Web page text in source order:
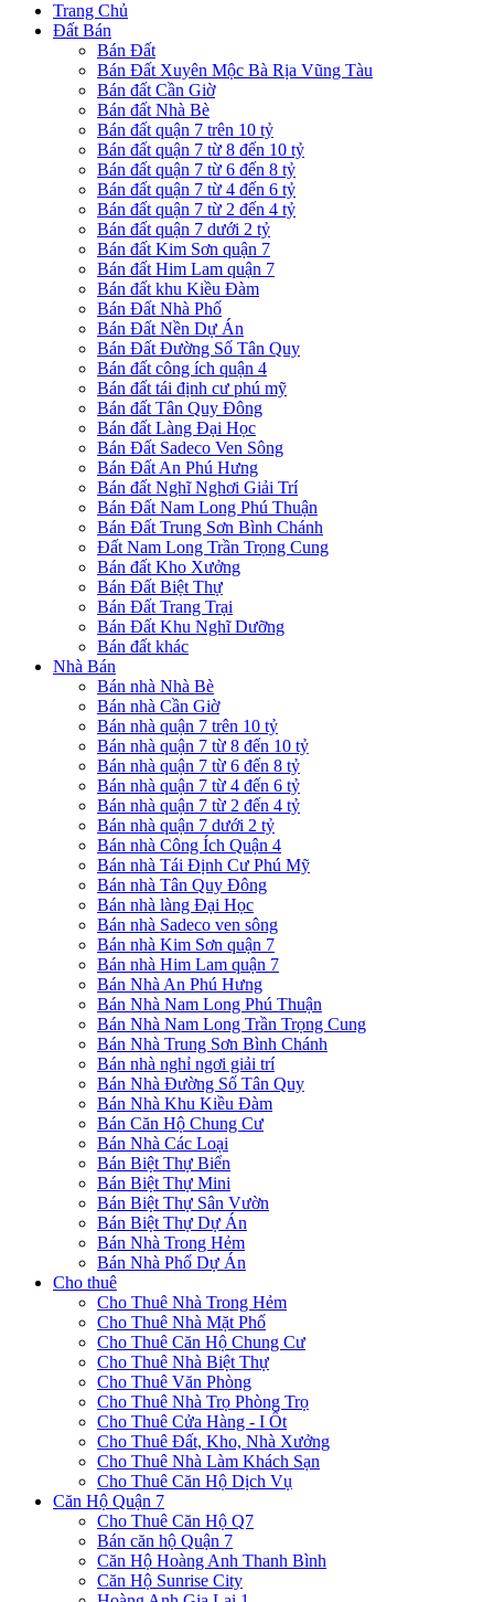
Trang Chủ
Đất Bán
Bán Đất
Bán Đất Xuyên Mộc Bà Rịa Vũng Tàu
Bán đất Cần Giờ
Bán đất Nhà Bè
Bán đất quận 7 trên 10 tỷ
Bán đất quận 7 từ 8 đến 10 tỷ
Bán đất quận 7 từ 6 đến 8 tỷ
Bán đất quận 7 từ 4 đến 6 tỷ
Bán đất quận 7 từ 2 đến 4 tỷ
Bán đất quận 7 dưới 2 tỷ
Bán đất Kim Sơn quận 7
Bán đất Him Lam quận 7
Bán đất khu Kiều Đàm
Bán Đất Nhà Phố
Bán Đất Nền Dự Án
Bán Đất Đường Số Tân Quy
Bán đất công ích quận 4
Bán đất tái định cư phú mỹ
Bán đất Tân Quy Đông
Bán đất Làng Đại Học
Bán Đất Sadeco Ven Sông
Bán Đất An Phú Hưng
Bán đất Nghĩ Nghơi Giải Trí
Bán Đất Nam Long Phú Thuận
Bán Đất Trung Sơn Bình Chánh
Đất Nam Long Trần Trọng Cung
Bán đất Kho Xưởng
Bán Đất Biệt Thự
Bán Đất Trang Trại
Bán Đất Khu Nghĩ Dưỡng
Bán đất khác
Nhà Bán
Bán nhà Nhà Bè
Bán nhà Cần Giờ
Bán nhà quận 7 trên 10 tỷ
Bán nhà quận 7 từ 8 đến 10 tỷ
Bán nhà quận 7 từ 6 đến 8 tỷ
Bán nhà quận 7 từ 4 đến 6 tỷ
Bán nhà quận 7 từ 2 đến 4 tỷ
Bán nhà quận 7 dưới 2 tỷ
Bán nhà Công Ích Quận 4
Bán nhà Tái Định Cư Phú Mỹ
Bán nhà Tân Quy Đông
Bán nhà làng Đại Học
Bán nhà Sadeco ven sông
Bán nhà Kim Sơn quận 7
Bán nhà Him Lam quận 7
Bán Nhà An Phú Hưng
Bán Nhà Nam Long Phú Thuận
Bán Nhà Nam Long Trần Trọng Cung
Bán Nhà Trung Sơn Bình Chánh
Bán nhà nghỉ ngơi giải trí
Bán Nhà Đường Số Tân Quy
Bán Nhà Khu Kiều Đàm
Bán Căn Hộ Chung Cư
Bán Nhà Các Loại
Bán Biệt Thự Biển
Bán Biệt Thự Mini
Bán Biệt Thự Sân Vườn
Bán Biệt Thự Dự Án
Bán Nhà Trong Hẻm
Bán Nhà Phố Dự Án
Cho thuê
Cho Thuê Nhà Trong Hẻm
Cho Thuê Nhà Mặt Phố
Cho Thuê Căn Hộ Chung Cư
Cho Thuê Nhà Biệt Thự
Cho Thuê Văn Phòng
Cho Thuê Nhà Trọ Phòng Trọ
Cho Thuê Cửa Hàng - I Ốt
Cho Thuê Đất, Kho, Nhà Xưởng
Cho Thuê Nhà Làm Khách Sạn
Cho Thuê Căn Hộ Dịch Vụ
Căn Hộ Quận 7
Cho Thuê Căn Hộ Q7
Bán căn hộ Quận 7
Căn Hộ Hoàng Anh Thanh Bình
Căn Hộ Sunrise City